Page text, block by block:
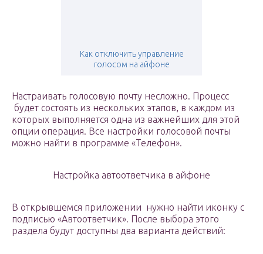
Как отключить управление
голосом на айфоне
Настраивать голосовую почту несложно. Процесс
будет состоять из нескольких этапов, в каждом из
которых выполняется одна из важнейших для этой
опции операция. Все настройки голосовой почты
можно найти в программе «Телефон».
Настройка автоответчика в айфоне
В открывшемся приложении нужно найти иконку с
подписью «Автоответчик». После выбора этого
раздела будут доступны два варианта действий: